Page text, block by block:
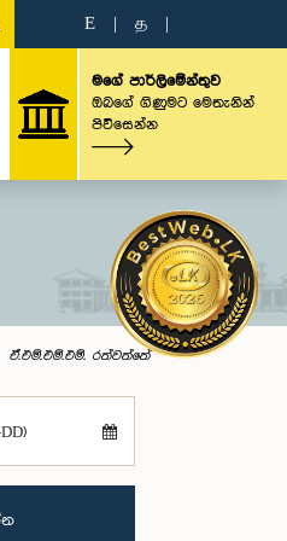
E த
මගේ පාර්ලිමේන්තුව
ඔබගේ ගිණුමට මෙතැනින්
පිවිසෙන්න
ඒ.එම්.එම්.එම්. රත්වත්තේ